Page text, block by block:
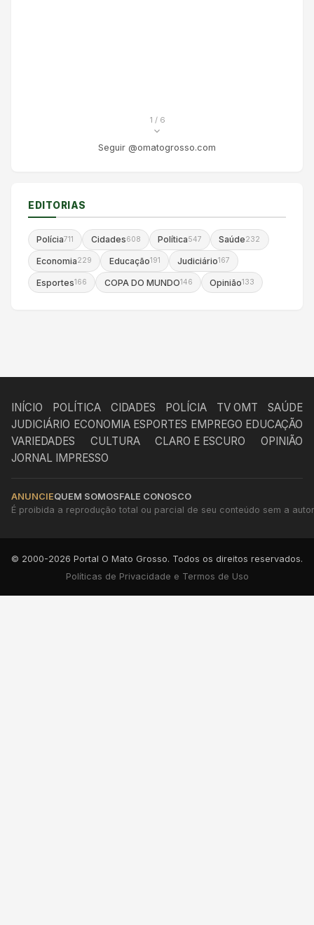
1 / 6
Seguir @omatogrosso.com
EDITORIAS
Polícia711 Cidades608 Política547 Saúde232
Economia229 Educação191 Judiciário167
Esportes166 COPA DO MUNDO146 Opinião133
INÍCIO POLÍTICA CIDADES POLÍCIA TV OMT
SAÚDE
JUDICIÁRIO ECONOMIA ESPORTES EMPREGO EDUCAÇÃO
VARIEDADES
CULTURA CLARO E ESCURO
OPINIÃO
JORNAL IMPRESSO
ANUNCIEQUEM SOMOSFALE CONOSCO
É proibida a reprodução total ou parcial de seu conteúdo sem a
© 2000-2026 Portal O Mato Grosso. Todos os direitos reservados.
Políticas de Privacidade e Termos de Uso